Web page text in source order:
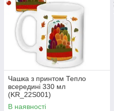
Чашка з принтом Тепло
всередині 330 мл
(KR_22S001)
В наявності